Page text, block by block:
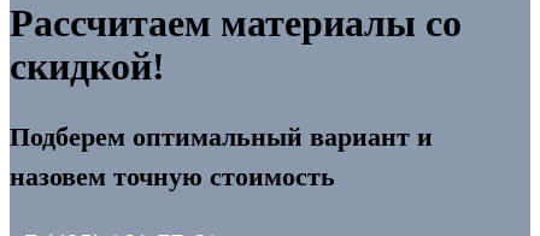
Рассчитаем материалы со
скидкой!
Подберем оптимальный вариант и
назовем точную стоимость